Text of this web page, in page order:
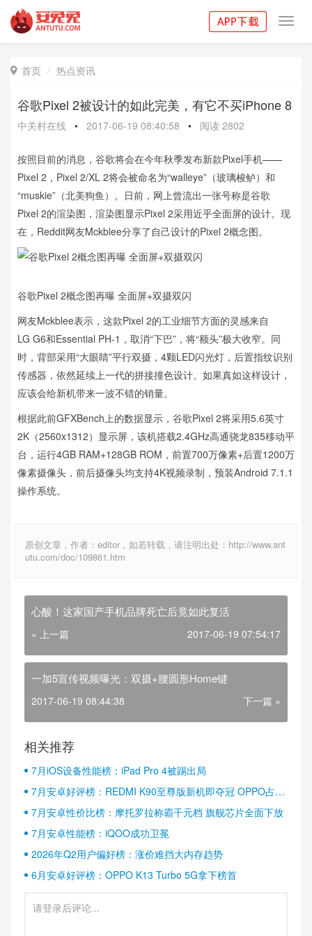
 首页 热点资讯
谷歌Pixel 2被设计的如此完美，有它不买iPhone 8
中关村在线 • 2017-06-19 08:40:58 • 阅读 2802
按照目前的消息，谷歌将会在今年秋季发布新款Pixel手机——
Pixel 2，Pixel 2/XL 2将会被命名为“walleye”（玻璃梭鲈）和
“muskie”（北美狗鱼）。日前，网上曾流出一张号称是谷歌
Pixel 2的渲染图，渲染图显示Pixel 2采用近乎全面屏的设计。现
在，Reddit网友Mckblee分享了自己设计的Pixel 2概念图。
谷歌Pixel 2概念图再曝 全面屏+双摄双闪
网友Mckblee表示，这款Pixel 2的工业细节方面的灵感来自
LG G6和Essential PH-1，取消“下巴”，将“额头”极大收窄。同
时，背部采用“大眼睛”平行双摄，4颗LED闪光灯，后置指纹识别
传感器，依然延续上一代的拼接撞色设计。如果真如这样设计，
应该会给新机带来一波不错的销量。
根据此前GFXBench上的数据显示，谷歌Pixel 2将采用5.6英寸
2K（2560x1312）显示屏，该机搭载2.4GHz高通骁龙835移动平
台，运行4GB RAM+128GB ROM，前置700万像素+后置1200万
像素摄像头，前后摄像头均支持4K视频录制，预装Android 7.1.1
操作系统。
原创文章，作者：editor，如若转载，请注明出处：http://www.ant
utu.com/doc/109861.htm
心酸！这家国产手机品牌死亡后竟如此复活
« 上一篇 2017-06-19 07:54:17
一加5宣传视频曝光：双摄+腰圆形Home键
2017-06-19 08:44:38 下一篇 »
相关推荐
7月iOS设备性能榜：iPad Pro 4被踢出局
7月安卓好评榜：REDMI K90至尊版新机即夺冠 OPPO占据
半壁江山
7月安卓性价比榜：摩托罗拉称霸千元档 旗舰芯片全面下放
7月安卓性能榜：iQOO成功卫冕
2026年Q2用户偏好榜：涨价难挡大内存趋势
6月安卓好评榜：OPPO K13 Turbo 5G拿下榜首